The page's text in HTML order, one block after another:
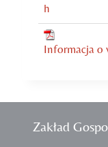
h
Informacja o
Zakład